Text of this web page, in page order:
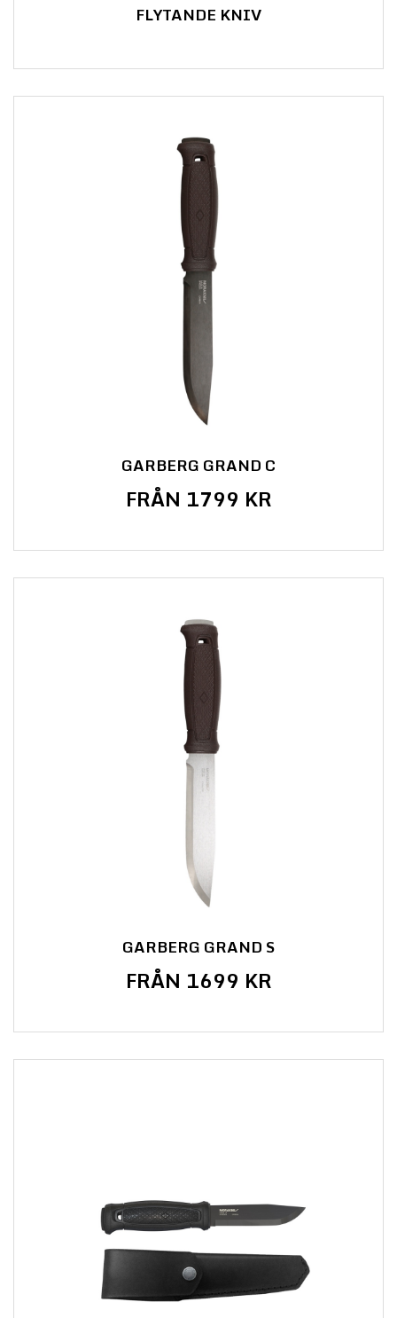
FLYTANDE KNIV
GARBERG GRAND C
FRÅN 1799 KR
GARBERG GRAND S
FRÅN 1699 KR